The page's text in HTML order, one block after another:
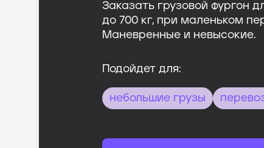
Заказать грузовой фургон
до 700 кг, при маленьком
Маневренные и невысокие.
Подойдет для:
небольшие грузы